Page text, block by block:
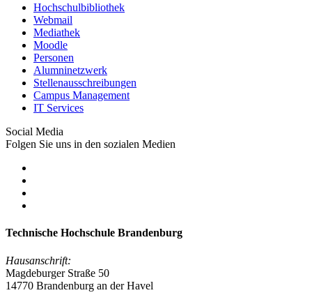
Hochschulbibliothek
Webmail
Mediathek
Moodle
Personen
Alumninetzwerk
Stellenausschreibungen
Campus Management
IT Services
Social Media
Folgen Sie uns in den sozialen Medien
Technische Hochschule Brandenburg
Hausanschrift:
Magdeburger Straße 50
14770 Brandenburg an der Havel